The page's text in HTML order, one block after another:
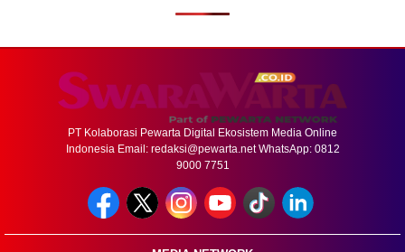
PT Kolaborasi Pewarta Digital Ekosistem Media Online
Indonesia Email: redaksi@pewarta.netWhatsApp: 0812
9000 7751